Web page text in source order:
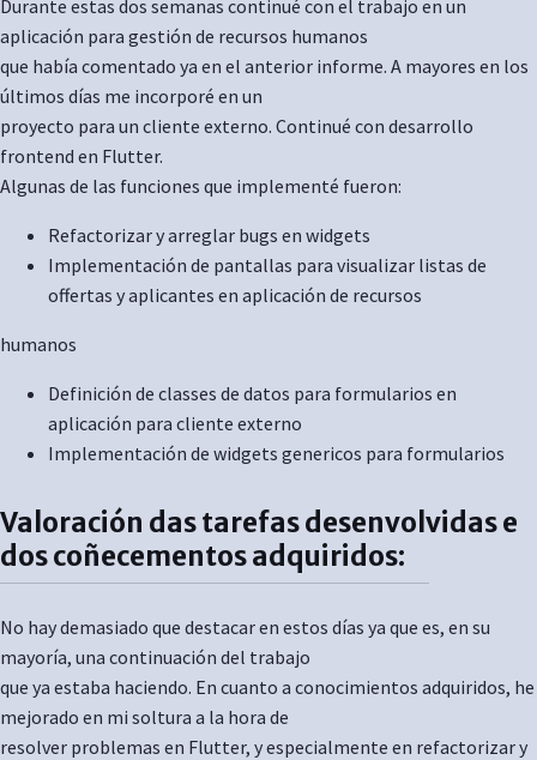
Durante estas dos semanas continué con el trabajo en un
aplicación para gestión de recursos humanos
que había comentado ya en el anterior informe. A mayores en los
últimos días me incorporé en un
proyecto para un cliente externo. Continué con desarrollo
frontend en Flutter.
Algunas de las funciones que implementé fueron:
Refactorizar y arreglar bugs en widgets
Implementación de pantallas para visualizar listas de
offertas y aplicantes en aplicación de recursos
humanos
Definición de classes de datos para formularios en
aplicación para cliente externo
Implementación de widgets genericos para formularios
Valoración das tarefas desenvolvidas e
dos coñecementos adquiridos:
No hay demasiado que destacar en estos días ya que es, en su
mayoría, una continuación del trabajo
que ya estaba haciendo. En cuanto a conocimientos adquiridos, he
mejorado en mi soltura a la hora de
resolver problemas en Flutter, y especialmente en refactorizar y